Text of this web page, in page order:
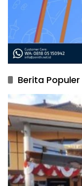
Berita Populer